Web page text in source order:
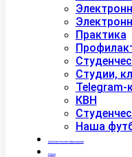
Практика
Студии,
КВН
Наша
Дополнительное образование
Наука